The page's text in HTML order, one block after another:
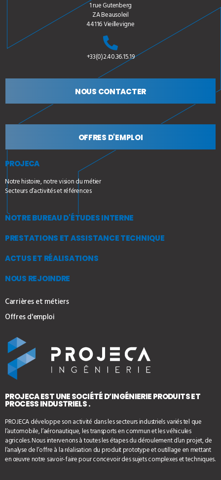
1 rue Gutenberg
ZA Beausoleil
44116 Vieillevigne
+33(0)2.40.36.15.19
NOUS CONTACTER
OFFRES D'EMPLOI
PROJECA
Notre histoire, notre vision du métier
Secteurs d’activités et références
NOTRE BUREAU D'ÉTUDES INTERNE
PRESTATIONS ET ASSISTANCE TECHNIQUE
ACTUS ET RÉALISATIONS
NOUS REJOINDRE
Carrières et métiers
Offres d'emploi
PROJECA EST UNE SOCIÉTÉ D’INGÉNIERIE PRODUITS ET
PROCESS INDUSTRIELS .
PROJECA développe son activité dans les secteurs industriels variés tel que
l’automobile, l’aéronautique, les transports en commun et les véhicules
agricoles. Nous intervenons à toutes les étapes du déroulement d’un projet, de
l’analyse de l’offre à la réalisation du produit prototype et outillage en mettant
en œuvre notre savoir-faire pour concevoir des sujets complexes et techniques.